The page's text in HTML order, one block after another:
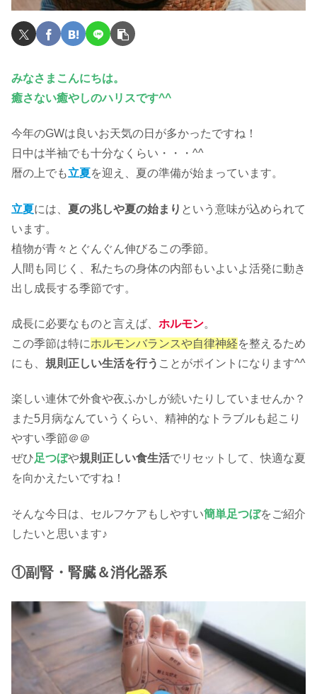
みなさまこんにちは。
癒さない癒やしのハリスです^^
今年のGWは良いお天気の日が多かったですね！
日中は半袖でも十分なくらい・・・^^
暦の上でも立夏を迎え、夏の準備が始まっています。
立夏には、 夏の兆しや夏の始まり という意味が込められて
います。
植物が青々とぐんぐん伸びるこの季節。
人間も同じく、私たちの身体の内部もいよいよ活発に動き
出し成長する季節です。
成長に必要なものと言えば、 ホルモン。
この季節は特にホルモンバランスや自律神経を整えるため
にも、 規則正しい生活を行う ことがポイントになります^^
楽しい連休で外食や夜ふかしが続いたりしていませんか？
また5月病なんていうくらい、精神的なトラブルも起こり
やすい季節＠＠
ぜひ足つぼや規則正しい食生活でリセットして、快適な夏
を向かえたいですね！
そんな今日は、セルフケアもしやすい簡単足つぼをご紹介
したいと思います♪
①副腎・腎臓＆消化器系